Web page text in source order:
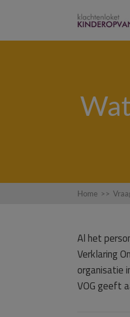
Home >>
Al het
Verklaring
organisatie
VOG geeft